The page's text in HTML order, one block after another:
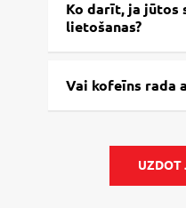
Ko darīt, ja jūtos
lietošanas?
Vai kofeīns rada
UZDOT